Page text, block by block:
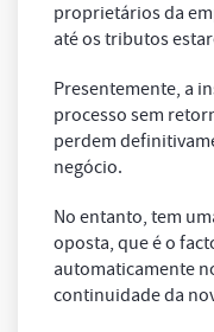
proprietários da
até os tributos
Presentemente, a
processo sem
perdem
negócio.
No entanto, tem
oposta, que é o
automaticamente
continuidade da